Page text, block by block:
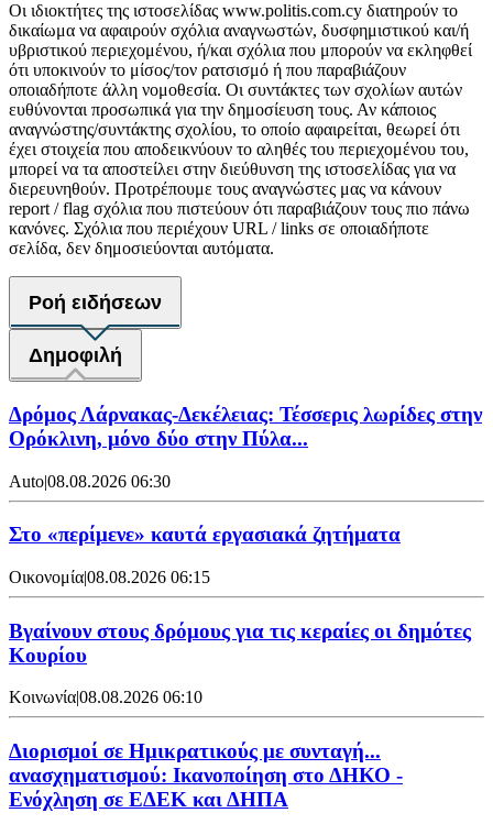
Οι ιδιοκτήτες της ιστοσελίδας www.politis.com.cy διατηρούν το
δικαίωμα να αφαιρούν σχόλια αναγνωστών, δυσφημιστικού και/ή
υβριστικού περιεχομένου, ή/και σχόλια που μπορούν να εκληφθεί
ότι υποκινούν το μίσος/τον ρατσισμό ή που παραβιάζουν
οποιαδήποτε άλλη νομοθεσία. Οι συντάκτες των σχολίων αυτών
ευθύνονται προσωπικά για την δημοσίευση τους. Αν κάποιος
αναγνώστης/συντάκτης σχολίου, το οποίο αφαιρείται, θεωρεί ότι
έχει στοιχεία που αποδεικνύουν το αληθές του περιεχομένου του,
μπορεί να τα αποστείλει στην διεύθυνση της ιστοσελίδας για να
διερευνηθούν. Προτρέπουμε τους αναγνώστες μας να κάνουν
report / flag σχόλια που πιστεύουν ότι παραβιάζουν τους πιο πάνω
κανόνες. Σχόλια που περιέχουν URL / links σε οποιαδήποτε
σελίδα, δεν δημοσιεύονται αυτόματα.
Ροή ειδήσεων
Δημοφιλή
Δρόμος Λάρνακας-Δεκέλειας: Τέσσερις λωρίδες στην
Ορόκλινη, μόνο δύο στην Πύλα...
Auto|08.08.2026 06:30
Στο «περίμενε» καυτά εργασιακά ζητήματα
Οικονομία|08.08.2026 06:15
Βγαίνουν στους δρόμους για τις κεραίες οι δημότες
Κουρίου
Κοινωνία|08.08.2026 06:10
Διορισμοί σε Ημικρατικούς με συνταγή...
ανασχηματισμού: Ικανοποίηση στο ΔΗΚΟ -
Ενόχληση σε ΕΔΕΚ και ΔΗΠΑ